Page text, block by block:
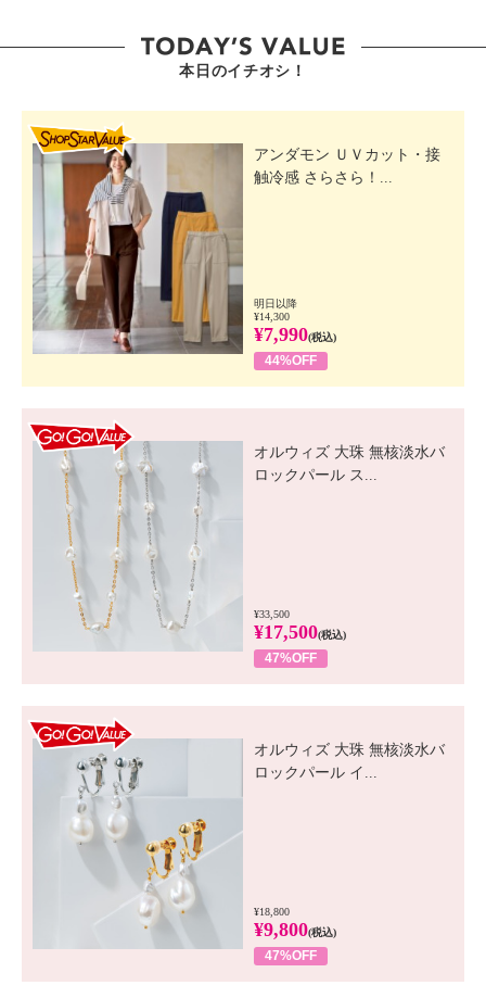
本日のイチオシ！
アンダモン ＵＶカット・接
触冷感 さらさら！...
明日以降
¥14,300
¥7,990(税込)
44%OFF
オルウィズ 大珠 無核淡水バ
ロックパール ス...
¥33,500
¥17,500(税込)
47%OFF
オルウィズ 大珠 無核淡水バ
ロックパール イ...
¥18,800
¥9,800(税込)
47%OFF